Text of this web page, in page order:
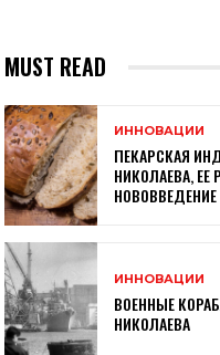
MUST READ
ИННОВАЦИИ
ПЕКАРСКАЯ
НИКОЛАЕВА, ЕЕ
НОВОВВЕДЕНИЕ
ИННОВАЦИИ
ВОЕННЫЕ
НИКОЛАЕВА